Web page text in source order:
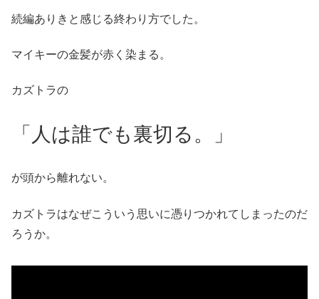
続編ありきと感じる終わり方でした。
マイキーの金髪が赤く染まる。
カズトラの
「人は誰でも裏切る。」
が頭から離れない。
カズトラはなぜこういう思いに憑りつかれてしまったのだ
ろうか。